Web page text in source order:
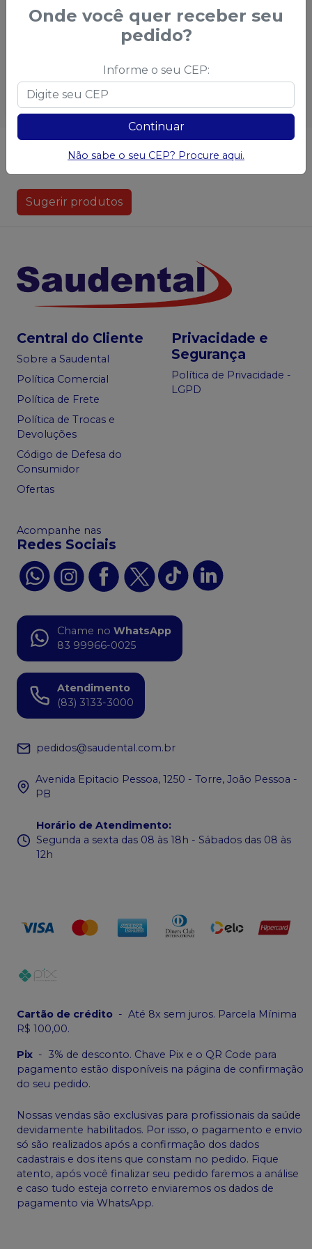
Anestésico Tópico
Benzotop 20% Tutti-
Esgotado
Não achou algum produto?
Sugira para a
Sugerir produtos
Central do Cliente
Sobre a Saudental
Política Comercial
Política de Frete
Política de Trocas e
Devoluções
Código de Defesa do
Consumidor
Ofertas
Privacidade e
Segurança
Política de Privacidade -
LGPD
Acompanhe nas
Redes Sociais
Chame no WhatsApp
83 99966-0025
Atendimento
(83) 3133-3000
pedidos@saudental.com.br
Avenida Epitacio Pessoa, 1250 - Torre, João Pessoa -
PB
Horário de Atendimento:
Segunda a sexta das 08 às 18h - Sábados das 08 às
12h
Cartão de crédito - Até 8x sem juros. Parcela Mínima
R$ 100,00.
Pix - 3% de desconto. Chave Pix e o QR Code para
pagamento estão disponíveis na página de confirmação
do seu pedido.
Nossas vendas são exclusivas para profissionais da saúde
devidamente habilitados. Por isso, o pagamento e envio
só são realizados após a confirmação dos dados
cadastrais e dos itens que constam no pedido. Fique
atento, após você finalizar seu pedido faremos a análise
e caso tudo esteja correto enviaremos os dados de
pagamento via WhatsApp.
Onde você quer receber seu
pedido?
Informe o seu CEP:
Continuar
Não sabe o seu CEP? Procure aqui.